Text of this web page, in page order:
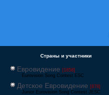
Страны и участники
Евровидение [1858]
Eurovision Song Contest ESC
Детское Евровидение [878]
Junior Eurovision Song Contest JESC